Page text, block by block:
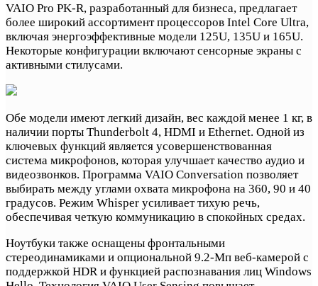
VAIO Pro PK-R, разработанный для бизнеса, предлагает
более широкий ассортимент процессоров Intel Core Ultra,
включая энергоэффективные модели 125U, 135U и 165U.
Некоторые конфигурации включают сенсорные экраны с
активными стилусами.
Обе модели имеют легкий дизайн, вес каждой менее 1 кг, в
наличии порты Thunderbolt 4, HDMI и Ethernet. Одной из
ключевых функций является усовершенствованная
система микрофонов, которая улучшает качество аудио и
видеозвонков. Программа VAIO Conversation позволяет
выбирать между углами охвата микрофона на 360, 90 и 40
градусов. Режим Whisper усиливает тихую речь,
обеспечивая четкую коммуникацию в спокойных средах.
Ноутбуки также оснащены фронтальными
стереодинамиками и опциональной 9.2-Мп веб-камерой с
поддержкой HDR и функцией распознавания лиц Windows